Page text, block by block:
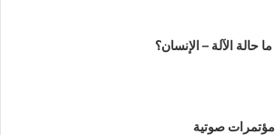
ما حالة الآلة – الإنسان؟
مؤتمرات صوتية